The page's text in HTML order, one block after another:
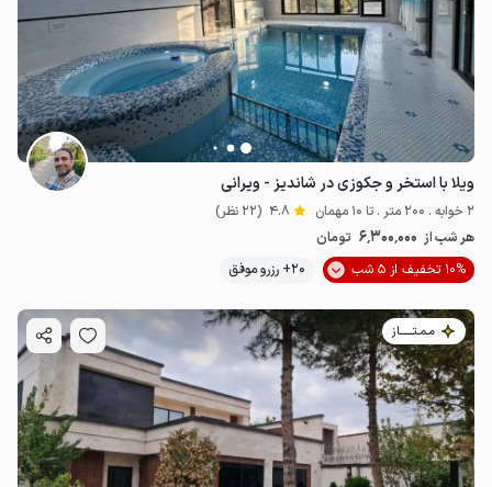
ویلا با استخر و جکوزی در شاندیز - ویرانی
2 خوابه . 200 متر . تا 10 مهمان 4.8 (22 نظر)
هر شب از 6٬300٬000 تومان
10% تخفیف از 5 شب
20+ رزرو موفق
مـمـتــــــاز